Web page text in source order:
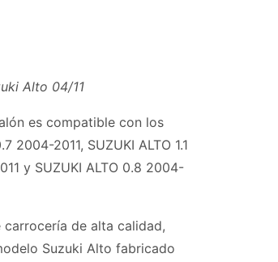
Alto 04/11
es compatible con los
2004-2011, SUZUKI ALTO 1.1
y SUZUKI ALTO 0.8 2004-
de alta calidad,
Suzuki Alto fabricado